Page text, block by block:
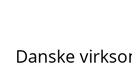
Danske